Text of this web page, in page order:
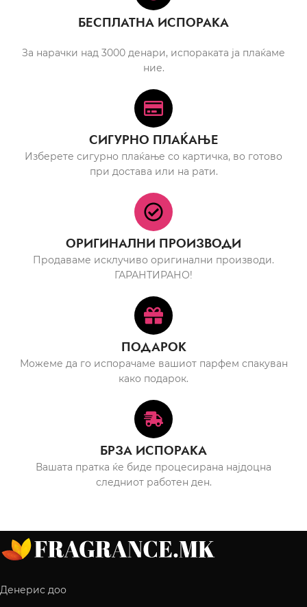
БЕСПЛАТНА ИСПОРАКА
За нарачки над 3000 денари, испораката ја плаќаме
ние.
СИГУРНО ПЛАЌАЊЕ
Изберете сигурно плаќање со картичка, во готово
при достава или на рати.
ОРИГИНАЛНИ ПРОИЗВОДИ
Продаваме исклучиво оригинални производи.
ГАРАНТИРАНО!
ПОДАРОК
Можеме да го испорачаме вашиот парфем спакуван
како подарок.
БРЗА ИСПОРАКА
Вашата пратка ќе биде процесирана најдоцна
следниот работен ден.
Денерис доо